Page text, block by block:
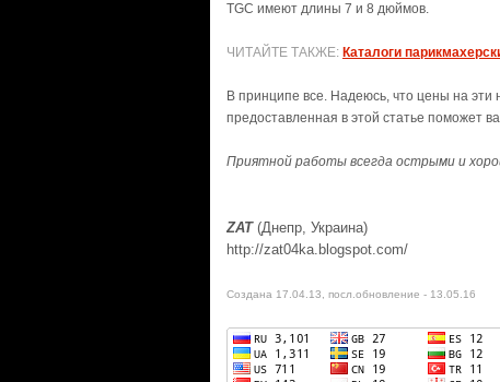
TGC имеют длины 7 и 8 дюймов.
ЧИТАЙТЕ ТАКЖЕ: Каталоги
В принципе все. Надеюсь, что цены на
предоставленная в этой статье поможет
Приятной работы всегда острыми и
ZAT (Днепр, Украина)
http://zat04ka.blogspot.com/
Создана 17.04.13, посл.обновление - 13.05.16